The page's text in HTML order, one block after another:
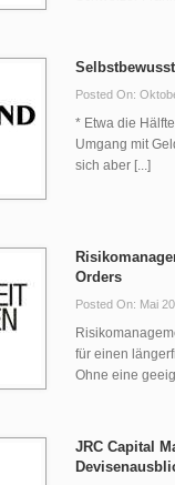
Posted On:
* Etwa die
Umgang mit
sich aber [...]
Orders
Posted On: Mai
für einen
Ohne eine
JRC Capital